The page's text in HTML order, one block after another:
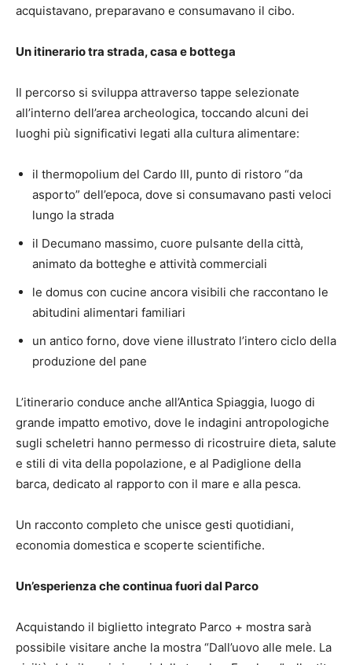
acquistavano, preparavano e consumavano il cibo.
Un itinerario tra strada, casa e bottega
Il percorso si sviluppa attraverso tappe selezionate
all’interno dell’area archeologica, toccando alcuni dei
luoghi più significativi legati alla cultura alimentare:
il thermopolium del Cardo III, punto di ristoro “da
asporto” dell’epoca, dove si consumavano pasti veloci
lungo la strada
il Decumano massimo, cuore pulsante della città,
animato da botteghe e attività commerciali
le domus con cucine ancora visibili che raccontano le
abitudini alimentari familiari
un antico forno, dove viene illustrato l’intero ciclo della
produzione del pane
L’itinerario conduce anche all’Antica Spiaggia, luogo di
grande impatto emotivo, dove le indagini antropologiche
sugli scheletri hanno permesso di ricostruire dieta, salute
e stili di vita della popolazione, e al Padiglione della
barca, dedicato al rapporto con il mare e alla pesca.
Un racconto completo che unisce gesti quotidiani,
economia domestica e scoperte scientifiche.
Un’esperienza che continua fuori dal Parco
Acquistando il biglietto integrato Parco + mostra sarà
possibile visitare anche la mostra “Dall’uovo alle mele. La